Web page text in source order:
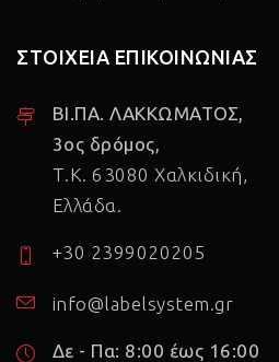
ΣΤΟΙΧΕΙΑ ΕΠΙΚΟΙΝΩΝΙΑΣ
ΒΙ.ΠΑ. ΛΑΚΚΩΜΑΤΟΣ,
3ος δρόμος,
Τ.Κ. 63080 Χαλκιδική,
Ελλάδα.
+30 2399020205
info@labelsystem.gr
Δε - Πα: 8:00 έως 16:00